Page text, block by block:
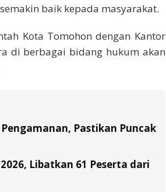
baik kepada masyarakat.
Kota Tomohon dengan Kantor
di berbagai bidang hukum akan
Pastikan Puncak
Libatkan 61 Peserta dari